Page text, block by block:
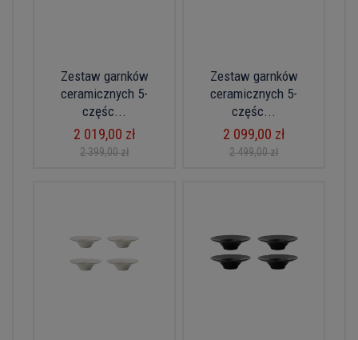
Zestaw garnków
ceramicznych 5-
częśc...
2 019,00 zł
2 399,00 zł
Zestaw garnków
ceramicznych 5-
częśc...
2 099,00 zł
2 499,00 zł